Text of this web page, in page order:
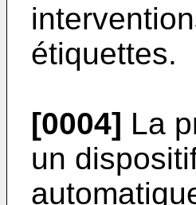
étiquettes.
[0004] La
un